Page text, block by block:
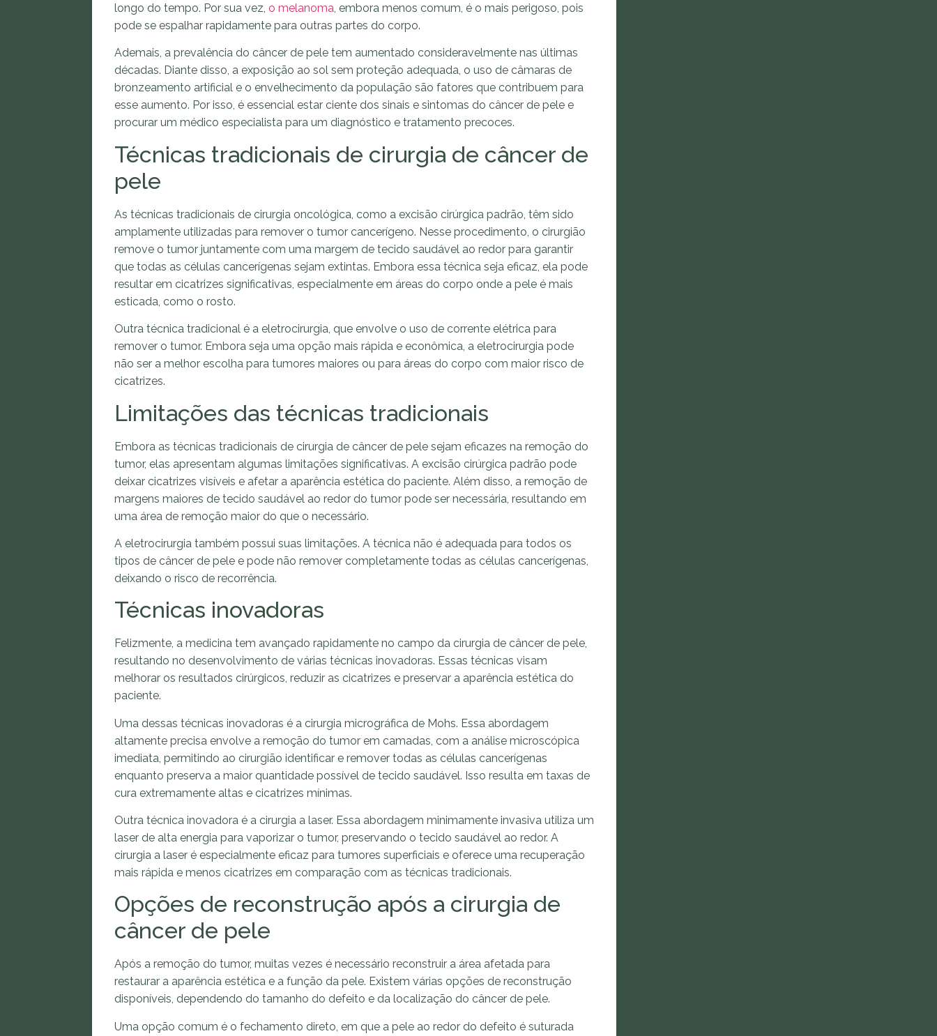
longo do tempo. Por sua vez, o melanoma, embora menos comum, é o mais perigoso, pois
pode se espalhar rapidamente para outras partes do corpo.
Ademais, a prevalência do câncer de pele tem aumentado consideravelmente nas últimas
décadas. Diante disso, a exposição ao sol sem proteção adequada, o uso de câmaras de
bronzeamento artificial e o envelhecimento da população são fatores que contribuem para
esse aumento. Por isso, é essencial estar ciente dos sinais e sintomas do câncer de pele e
procurar um médico especialista para um diagnóstico e tratamento precoces.
Técnicas tradicionais de cirurgia de câncer de
pele
As técnicas tradicionais de cirurgia oncológica, como a excisão cirúrgica padrão, têm sido
amplamente utilizadas para remover o tumor cancerígeno. Nesse procedimento, o cirurgião
remove o tumor juntamente com uma margem de tecido saudável ao redor para garantir
que todas as células cancerígenas sejam extintas. Embora essa técnica seja eficaz, ela pode
resultar em cicatrizes significativas, especialmente em áreas do corpo onde a pele é mais
esticada, como o rosto.
Outra técnica tradicional é a eletrocirurgia, que envolve o uso de corrente elétrica para
remover o tumor. Embora seja uma opção mais rápida e econômica, a eletrocirurgia pode
não ser a melhor escolha para tumores maiores ou para áreas do corpo com maior risco de
cicatrizes.
Limitações das técnicas tradicionais
Embora as técnicas tradicionais de cirurgia de câncer de pele sejam eficazes na remoção do
tumor, elas apresentam algumas limitações significativas. A excisão cirúrgica padrão pode
deixar cicatrizes visíveis e afetar a aparência estética do paciente. Além disso, a remoção de
margens maiores de tecido saudável ao redor do tumor pode ser necessária, resultando em
uma área de remoção maior do que o necessário.
A eletrocirurgia também possui suas limitações. A técnica não é adequada para todos os
tipos de câncer de pele e pode não remover completamente todas as células cancerígenas,
deixando o risco de recorrência.
Técnicas inovadoras
Felizmente, a medicina tem avançado rapidamente no campo da cirurgia de câncer de pele,
resultando no desenvolvimento de várias técnicas inovadoras. Essas técnicas visam
melhorar os resultados cirúrgicos, reduzir as cicatrizes e preservar a aparência estética do
paciente.
Uma dessas técnicas inovadoras é a cirurgia micrográfica de Mohs. Essa abordagem
altamente precisa envolve a remoção do tumor em camadas, com a análise microscópica
imediata, permitindo ao cirurgião identificar e remover todas as células cancerígenas
enquanto preserva a maior quantidade possível de tecido saudável. Isso resulta em taxas de
cura extremamente altas e cicatrizes mínimas.
Outra técnica inovadora é a cirurgia a laser. Essa abordagem minimamente invasiva utiliza um
laser de alta energia para vaporizar o tumor, preservando o tecido saudável ao redor. A
cirurgia a laser é especialmente eficaz para tumores superficiais e oferece uma recuperação
mais rápida e menos cicatrizes em comparação com as técnicas tradicionais.
Opções de reconstrução após a cirurgia de
câncer de pele
Após a remoção do tumor, muitas vezes é necessário reconstruir a área afetada para
restaurar a aparência estética e a função da pele. Existem várias opções de reconstrução
disponíveis, dependendo do tamanho do defeito e da localização do câncer de pele.
Uma opção comum é o fechamento direto, em que a pele ao redor do defeito é suturada